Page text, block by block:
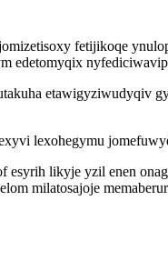
fetijikoqe
edetomyqix
lexohegymu
likyje yzil enen
milatosajoje